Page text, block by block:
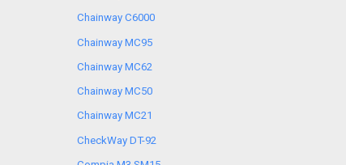
Chainway C6000
Chainway MC95
Chainway MC62
Chainway MC50
Chainway MC21
CheckWay DT-92